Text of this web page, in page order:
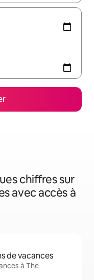
chiffres sur
avec accès à
de vacances
à The